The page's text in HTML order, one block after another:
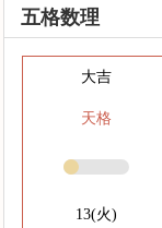
五格数理
大吉
天格
13(火)